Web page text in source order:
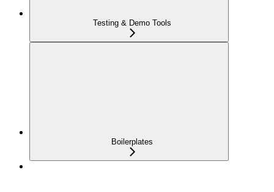
Testing & Demo Tools
Boilerplates